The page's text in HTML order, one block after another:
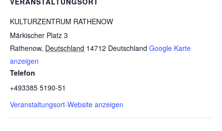
KULTURZENTRUM RATHENOW
Märkischer Platz 3
Rathenow, Deutschland 14712 Deutschland Google Karte
anzeigen
Telefon
+493385 5190-51
Veranstaltungsort-Website anzeigen